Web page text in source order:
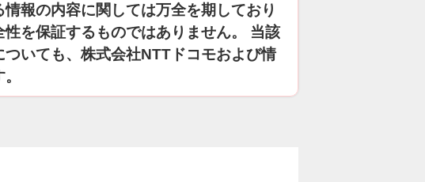
報の内容に関しては万全を期しており
を保証するものではありません。 当該
いても、株式会社NTTドコモおよび情